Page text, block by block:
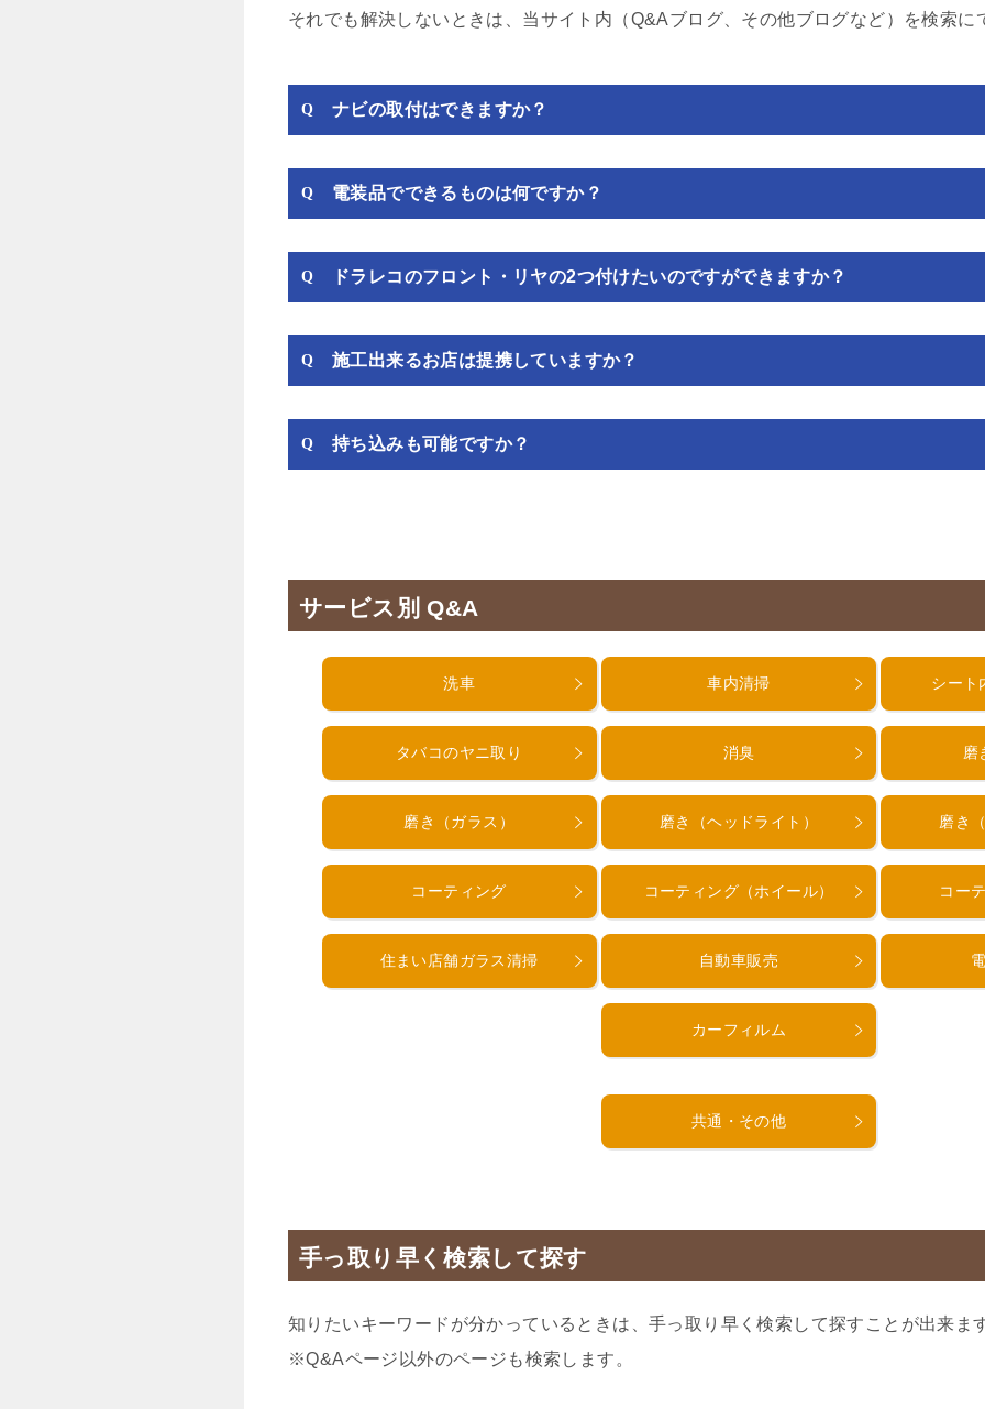
それでも解決しないときは、当サイト内（Q&Aブログ、その他ブログなど）を検索に
ナビの取付はできますか？
電装品でできるものは何ですか？
ドラレコのフロント・リヤの2つ付けたいのですができますか？
施工出来るお店は提携していますか？
持ち込みも可能ですか？
サービス別 Q&A
洗車 車内清掃 シート
タバコのヤニ取り 消臭 磨
磨き（ガラス） 磨き（ヘッドライト） 磨き
コーティング コーティング（ホイール） コー
住まい店舗ガラス清掃 自動車販売
カーフィルム
共通・その他
手っ取り早く検索して探す
知りたいキーワードが分かっているときは、手っ取り早く検索して探すことが出来ま
※Q&Aページ以外のページも検索します。